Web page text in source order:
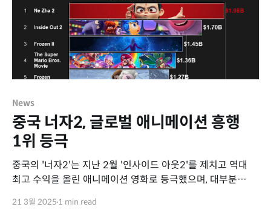
News
중국 너자2, 글로벌 애니메이션 흥행
1위 등극
중국의 '너자2'는 지난 2월 '인사이드 아웃2'를 제치고 역대
최고 수익을 올린 애니메이션 영화로 등극했으며, 대부분
21 3월 2025 1 min read